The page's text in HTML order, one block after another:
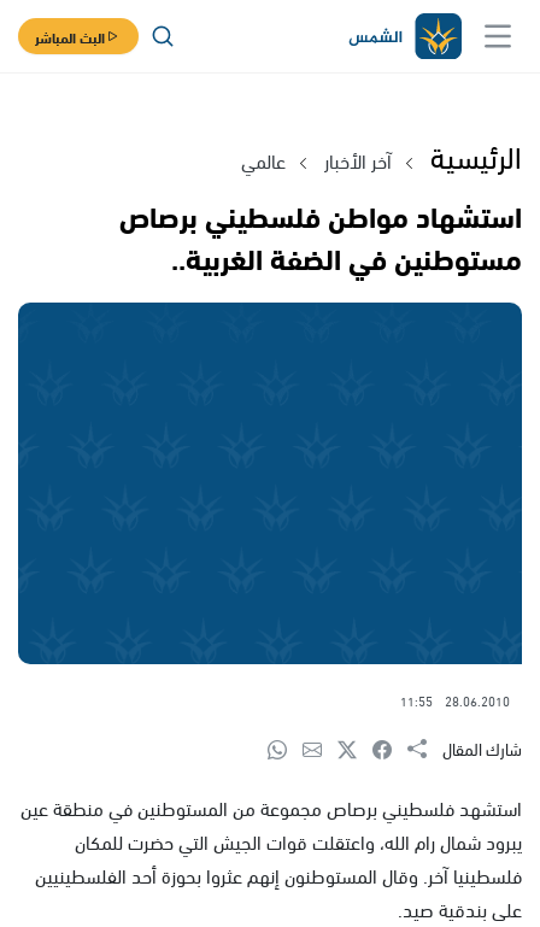
البث المباشر
الرئيسية آخر الأخبار عالمي
استشهاد مواطن فلسطيني برصاص
مستوطنين في الضفة الغربية..
28.06.2010
11:55
شارك المقال
استشهد فلسطيني برصاص مجموعة من المستوطنين في منطقة عين
يبرود شمال رام الله، واعتقلت قوات الجيش التي حضرت للمكان
فلسطينيا آخر. وقال المستوطنون إنهم عثروا بحوزة أحد الفلسطينيين
على بندقية صيد.